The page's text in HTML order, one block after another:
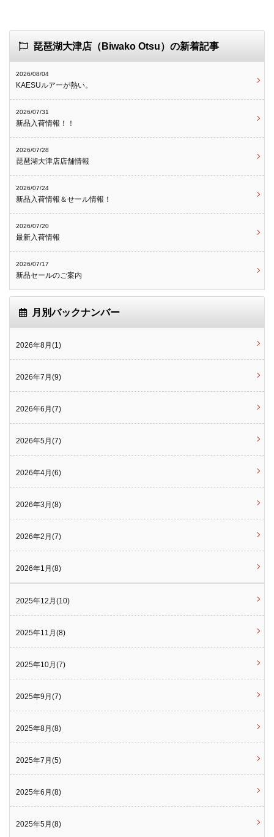
琵琶湖大津店（Biwako Otsu）の新着記事
2026/08/04
KAESUルアーが熱い。
2026/07/31
新品入荷情報！！
2026/07/28
琵琶湖大津店店舗情報
2026/07/24
新品入荷情報＆せール情報！
2026/07/20
最新入荷情報
2026/07/17
新品セールのご案内
月別バックナンバー
2026年8月(1)
2026年7月(9)
2026年6月(7)
2026年5月(7)
2026年4月(6)
2026年3月(8)
2026年2月(7)
2026年1月(8)
2025年12月(10)
2025年11月(8)
2025年10月(7)
2025年9月(7)
2025年8月(8)
2025年7月(5)
2025年6月(8)
2025年5月(8)